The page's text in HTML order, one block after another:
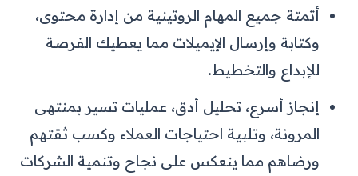
أتمتة جميع المهام الروتينية من إدارة محتوى،
وكتابة وإرسال الإيميلات مما يعطيك الفرصة
للإبداع والتخطيط.
إنجاز أسرع، تحليل أدق، عمليات تسير بمنتهى
المرونة، وتلبية احتياجات العملاء وكسب ثقتهم
ورضاهم مما ينعكس على نجاح وتنمية الشركات